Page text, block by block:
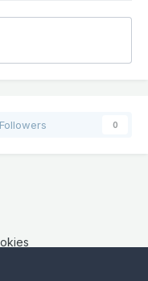
Followers 0
direitos reservados.